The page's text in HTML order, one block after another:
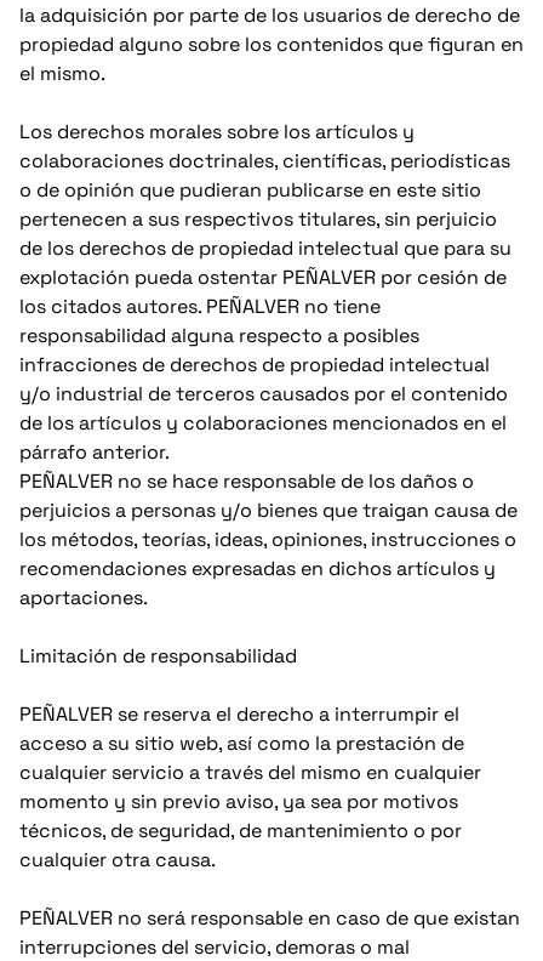
la adquisición por parte de los usuarios de derecho de
propiedad alguno sobre los contenidos que figuran en
el mismo.
Los derechos morales sobre los artículos y
colaboraciones doctrinales, científicas, periodísticas
o de opinión que pudieran publicarse en este sitio
pertenecen a sus respectivos titulares, sin perjuicio
de los derechos de propiedad intelectual que para su
explotación pueda ostentar PEÑALVER por cesión de
los citados autores. PEÑALVER no tiene
responsabilidad alguna respecto a posibles
infracciones de derechos de propiedad intelectual
y/o industrial de terceros causados por el contenido
de los artículos y colaboraciones mencionados en el
párrafo anterior.
PEÑALVER no se hace responsable de los daños o
perjuicios a personas y/o bienes que traigan causa de
los métodos, teorías, ideas, opiniones, instrucciones o
recomendaciones expresadas en dichos artículos y
aportaciones.
Limitación de responsabilidad
PEÑALVER se reserva el derecho a interrumpir el
acceso a su sitio web, así como la prestación de
cualquier servicio a través del mismo en cualquier
momento y sin previo aviso, ya sea por motivos
técnicos, de seguridad, de mantenimiento o por
cualquier otra causa.
PEÑALVER no será responsable en caso de que existan
interrupciones del servicio, demoras o mal